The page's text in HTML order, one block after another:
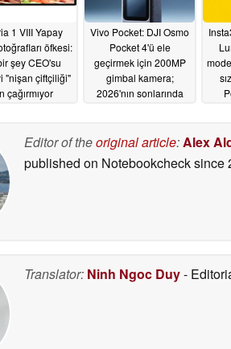
1 VIII Yapay
öfkesi:
şey CEO'su
"nişan çiftçiliği"
çağırmıyor
Vivo Pocket: DJI Osmo
Pocket 4'ü ele
geçirmek için 200MP
gimbal kamera;
2026'nın sonlarında
Editor of theoriginal article:Alex
published on Notebookchecksince
Translator: Ninh Ngoc Duy-